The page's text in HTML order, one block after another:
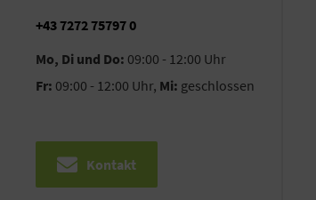
+43 7272 75797 0
Mo, Di und Do: 09:00 - 12:00 Uhr
Fr: 09:00 - 12:00 Uhr, Mi: geschlossen
Kontakt